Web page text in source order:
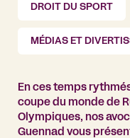
DROIT DU SPORT
MÉDIAS ET
En ces temps
coupe du monde de
Olympiques, nos
Guennad vous